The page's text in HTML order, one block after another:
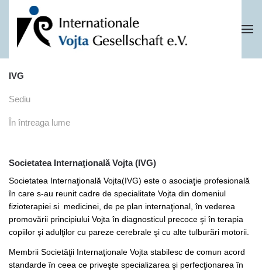
Skip to main content
IVG
Sediu
În întreaga lume
Societatea Internaţională Vojta (IVG)
Societatea Internaţională Vojta(IVG) este o asociaţie profesională
în care s-au reunit cadre de specialitate Vojta din domeniul
fizioterapiei si medicinei, de pe plan internaţional, în vederea
promovării principiului Vojta în diagnosticul precoce şi în terapia
copiilor şi adulţilor cu pareze cerebrale şi cu alte tulburări motorii.
Membrii Societăţii Internaţionale Vojta stabilesc de comun acord
standarde în ceea ce priveşte specializarea şi perfecţionarea în